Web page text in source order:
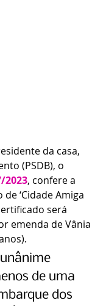
da casa,
(PSDB), o
2023, confere a
‘Cidade Amiga
será
emenda de Vânia
de uma
dos